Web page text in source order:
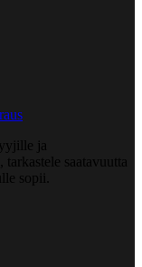
ja
saatavuutta
sopii.